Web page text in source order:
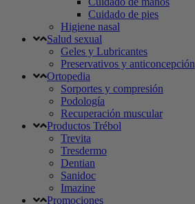
Cuidado de pies
Higiene nasal
Salud sexual
Geles y Lubricantes
Preservativos y anticoncepción
Ortopedia
Sorportes y compresión
Podología
Recuperación muscular
Productos Trébol
Trevita
Tresdermo
Dentian
Sanidoc
Imazine
Promociones